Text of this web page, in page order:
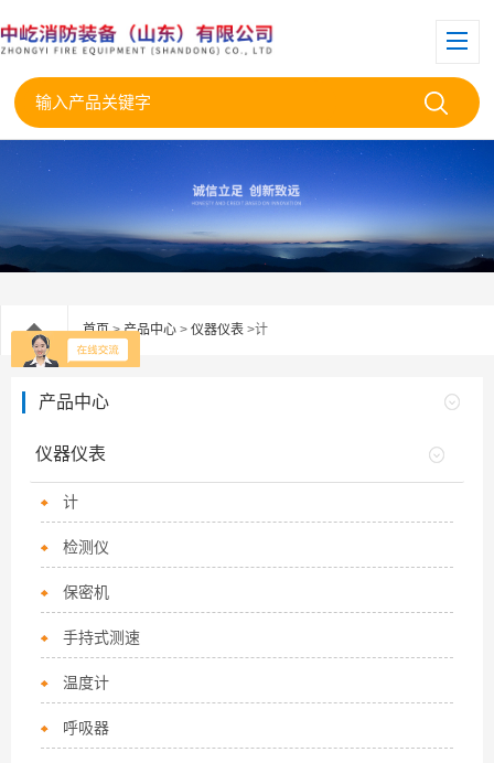
首页>产品中心 > 仪器仪表 >计
产品中心
仪器仪表
计
检测仪
保密机
手持式测速
温度计
呼吸器